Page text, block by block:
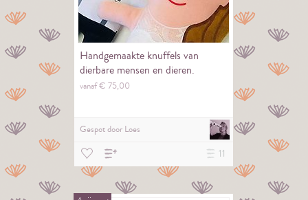
Handgemaakte knuffels van
dierbare mensen en dieren.
vanaf €75,00
Gespot door Loes
11